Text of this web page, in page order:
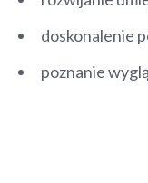
doskonalenie
poznanie